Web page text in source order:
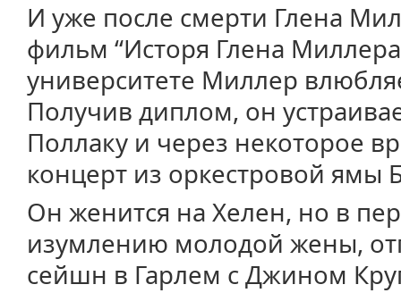
И уже после смерти Глена
фильм “Исторя Глена
университете Миллер
Получив диплом, он
Поллаку и через некоторое
концерт из оркестровой ямы
Он женится на Хелен, но в
изумлению молодой жены,
сейшн в Гарлем с Джином